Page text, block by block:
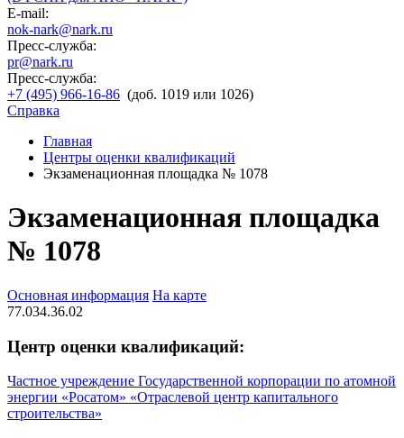
E-mail:
nok-nark@nark.ru
Пресс-служба:
pr@nark.ru
Пресс-служба:
+7 (495) 966-16-86 (доб. 1019 или 1026)
Справка
Главная
Центры оценки квалификаций
Экзаменационная площадка № 1078
Экзаменационная площадка
№ 1078
Основная информация На карте
77.034.36.02
Центр оценки квалификаций:
Частное учреждение Государственной корпорации по атомной
энергии «Росатом» «Отраслевой центр капитального
строительства»